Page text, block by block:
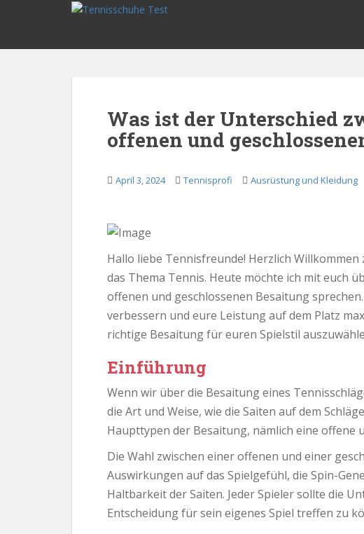
Was ist der Unterschied
offenen und
April 3, 2024 Tennisprofi Ausrüstung und Kleidung
Hallo liebe Tennisfreunde! Herzlich
das Thema Tennis. Heute möchte ich mit euch
offenen und geschlossenen Besaitung
verbessern und eure Leistung auf dem Platz
richtige Besaitung für euren Spielstil
Einführung
Wenn wir über die Besaitung eines
die Art und Weise, wie die Saiten auf dem
Haupttypen der Besaitung, nämlich eine offene
Die Wahl zwischen einer offenen und einer
Auswirkungen auf das Spielgefühl, die Spin-
Haltbarkeit der Saiten. Jeder Spieler sollte die
Entscheidung für sein eigenes Spiel treffen zu